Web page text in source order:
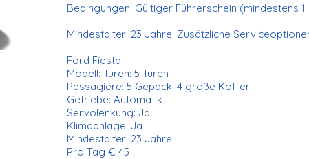
Bedingungen: Gültiger Führerschein (mindestens
Mindestalter: 23 Jahre. Zusätzliche
Ford Fiesta
Modell: Türen: 5 Türen
Passagiere: 5 Gepäck: 4 große Koffer
Getriebe: Automatik
Servolenkung: Ja
Klimaanlage: Ja
Mindestalter: 23 Jahre
Pro Tag € 45